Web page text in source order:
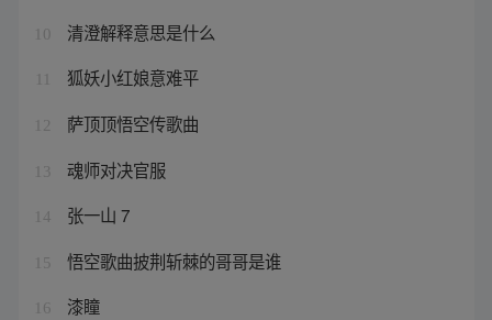
10 清澄解释意思是什么
狐妖小红娘意难平
12 萨顶顶悟空传歌曲
13 魂师对决官服
14 张一山 7
15 悟空歌曲披荆斩棘的哥哥是谁
16 漆瞳